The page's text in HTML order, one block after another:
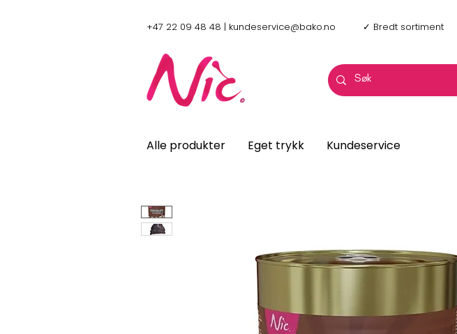
+47 22 09 48 48 | kundeservice@bako.no ✓ Bredt sortiment
Alle produkter Eget trykk Kundeservice